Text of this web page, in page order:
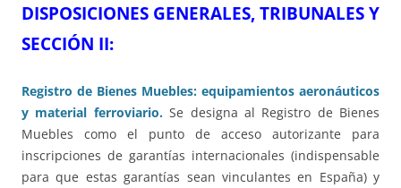
DISPOSICIONES GENERALES, TRIBUNALES Y
SECCIÓN II:
Registro de Bienes Muebles: equipamientos aeronáuticos
y material ferroviario.Se designa al Registro de Bienes
Muebles como el punto de acceso autorizante para
inscripciones de garantías internacionales (indispensable
para que estas garantías sean vinculantes en España) y